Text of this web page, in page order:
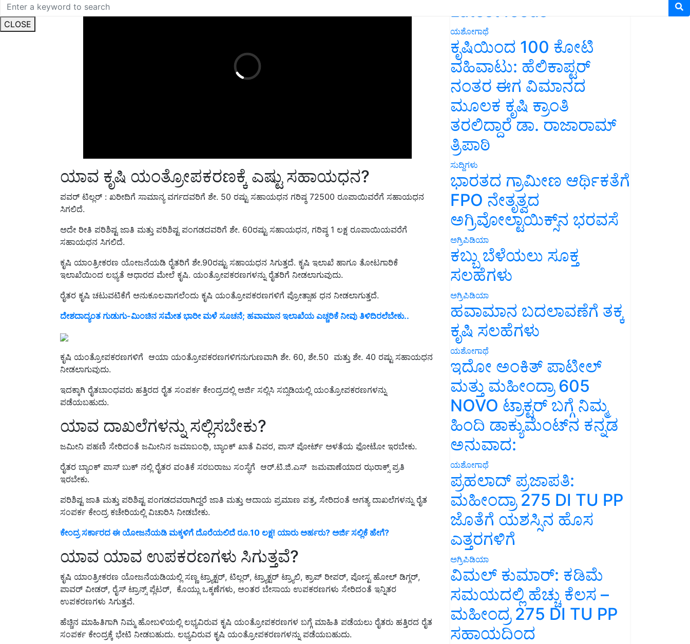
CLOSE
ಯಾವ ಕೃಷಿ ಯಂತ್ರೋಪಕರಣಕ್ಕೆ ಎಷ್ಟು ಸಹಾಯಧನ?
ಪವರ್ ಟಿಲ್ಲರ್ : ಖರೀದಿಗೆ ಸಾಮಾನ್ಯ ವರ್ಗದವರಿಗೆ ಶೇ. 50 ರಷ್ಟು ಸಹಾಯಧನ ಗರಿಷ್ಠ 72500 ರೂಪಾಯಿವರೆಗೆ ಸಹಾಯಧನ
ಸಿಗಲಿದೆ.
ಸಹಾಯಧನ ಸಿಗಲಿದೆ.
ಇಲಾಖೆಯಿಂದ ಲಭ್ಯತೆ ಆಧಾರದ ಮೇಲೆ ಕೃಷಿ. ಯಂತ್ರೋಪಕರಣಗಳನ್ನು ರೈತರಿಗೆ ನೀಡಲಾಗುವುದು.
ರೈತರ ಕೃಷಿ ಚಟುವಟಿಕೆಗೆ ಅನುಕೂಲವಾಗಲೆಂದು ಕೃಷಿ ಯಂತ್ರೋಪಕರಣಗಳಿಗೆ ಪ್ರೋತ್ಸಾಹ ಧನ ನೀಡಲಾಗುತ್ತದೆ.
ದೇಶದಾದ್ಯಂತ ಗುಡುಗು-ಮಿಂಚಿನ ಸಮೇತ ಭಾರೀ ಮಳೆ ಸೂಚನೆ; ಹವಾಮಾನ ಇಲಾಖೆಯ ಎಚ್ಚರಿಕೆ ನೀವು ತಿಳಿದಿರಲೆಬೇಕು..
ಕೃಷಿ ಯಂತ್ರೋಪಕರಣಗಳಿಗೆ ಆಯಾ ಯಂತ್ರೋಪಕರಣಗಳಿಗನುಗುಣವಾಗಿ ಶೇ. 60, ಶೇ.50 ಮತ್ತು ಶೇ. 40 ರಷ್ಟು ಸಹಾಯಧನ
ನೀಡಲಾಗುವುದು.
ಪಡೆಯಬಹುದು.
ಯಾವ ದಾಖಲೆಗಳನ್ನು ಸಲ್ಲಿಸಬೇಕು?
ಜಮೀನಿ ಪಹಣಿ ಸೇರಿದಂತೆ ಜಮೀನಿನ ಜಮಾಬಂಧಿ, ಬ್ಯಾಂಕ್ ಖಾತೆ ವಿವರ, ಪಾಸ್ ಪೋರ್ಟ್ ಅಳತೆಯ ಫೋಟೋ ಇರಬೇಕು.
ರೈತರ ಬ್ಯಾಂಕ್ ಪಾಸ್ ಬುಕ್ ನಲ್ಲಿ ರೈತರ ವಂತಿಕೆ ಸರಬರಾಜು ಸಂಸ್ಥೆಗೆ ಆರ್.ಟಿ.ಜಿ.ಎಸ್ ಜಮವಾಣೆಯಾದ ಝರಾಕ್ಸ್ ಪ್ರತಿ
ಇರಬೇಕು.
ಸಂಪರ್ಕ ಕೇಂದ್ರ ಕಚೇರಿಯಲ್ಲಿ ವಿಚಾರಿಸಿ ನೀಡಬೇಕು.
ಕೇಂದ್ರ ಸರ್ಕಾರದ ಈ ಯೋಜನೆಯಡಿ ಮಕ್ಕಳಿಗೆ ದೊರೆಯಲಿದೆ ರೂ.10 ಲಕ್ಷ! ಯಾರು ಅರ್ಹರು? ಅರ್ಜಿ ಸಲ್ಲಿಕೆ ಹೇಗೆ?
ಯಾವ ಯಾವ ಉಪಕರಣಗಳು ಸಿಗುತ್ತವೆ?
ಕೃಷಿ ಯಾಂತ್ರೀಕರಣ ಯೋಜನೆಯಡಿಯಲ್ಲಿ ಸಣ್ಣ ಟ್ರ್ಯಾಕ್ಟರ್, ಟಿಲ್ಲರ್, ಟ್ರ್ಯಾಕ್ಟರ್ ಟ್ರ್ಯಾಲಿ, ಕ್ರಾಪ್ ರೀಪರ್, ಪೋಸ್ಟ ಹೋಲ್ ಡಿಗ್ಗರ್,
ಪಾವರ್ ವೀಡರ್, ರೈಸ್ ಟ್ರಾನ್ಸ್ ಪ್ಲೆಟರ್, ಕೊಯ್ಲು ಒಕ್ಕಣೆಗಳು, ಅಂತರ ಬೇಸಾಯ ಉಪಕರಣಗಳು ಸೇರಿದಂತೆ ಇನ್ನಿತರ
ಉಪಕರಣಗಳು ಸಿಗುತ್ತವೆ.
ಹೆಚ್ಚಿನ ಮಾಹಿತಿಗಾಗಿ ನಿಮ್ಮ ಹೋಬಳಿಯಲ್ಲಿ ಲಭ್ಯವಿರುವ ಕೃಷಿ ಯಂತ್ರೋಪಕರಣಗಳ ಬಗ್ಗೆ ಮಾಹಿತಿ ಪಡೆಯಲು ರೈತರು ಹತ್ತಿರದ ರೈತ
ಸಂಪರ್ಕ ಕೇಂದ್ರಕ್ಕೆ ಭೇಟಿ ನೀಡಬಹುದು. ಲಭ್ಯವಿರುವ ಕೃಷಿ ಯಂತ್ರೋಪಕರಣಗಳನ್ನು ಪಡೆಯಬಹುದು.
Latest feeds
ಯಶೋಗಾಥೆ
ಕೃಷಿಯಿಂದ 100 ಕೋಟಿ
ವಹಿವಾಟು: ಹೆಲಿಕಾಪ್ಟರ್
ನಂತರ ಈಗ ವಿಮಾನದ
ಮೂಲಕ ಕೃಷಿ ಕ್ರಾಂತಿ
ತರಲಿದ್ದಾರೆ ಡಾ. ರಾಜಾರಾಮ್
ತ್ರಿಪಾಠಿ
ಸುದ್ದಿಗಳು
ಭಾರತದ ಗ್ರಾಮೀಣ ಆರ್ಥಿಕತೆಗೆ
FPO ನೇತೃತ್ವದ
ಅಗ್ರಿವೋಲ್ಟಾಯಿಕ್ಸ್‌ನ ಭರವಸೆ
ಅಗ್ರಿಪಿಡಿಯಾ
ಕಬ್ಬು ಬೆಳೆಯಲು ಸೂಕ್ತ
ಸಲಹೆಗಳು
ಅಗ್ರಿಪಿಡಿಯಾ
ಹವಾಮಾನ ಬದಲಾವಣೆಗೆ ತಕ್ಕ
ಕೃಷಿ ಸಲಹೆಗಳು
ಯಶೋಗಾಥೆ
ಇದೋ ಅಂಕಿತ್ ಪಾಟೀಲ್
ಮತ್ತು ಮಹೀಂದ್ರಾ 605
NOVO ಟ್ರಾಕ್ಟರ್ ಬಗ್ಗೆ ನಿಮ್ಮ
ಹಿಂದಿ ಡಾಕ್ಯುಮೆಂಟ್‌ನ ಕನ್ನಡ
ಅನುವಾದ:
ಯಶೋಗಾಥೆ
ಪ್ರಹಲಾದ್ ಪ್ರಜಾಪತಿ:
ಮಹೀಂದ್ರಾ 275 DI TU PP
ಜೊತೆಗೆ ಯಶಸ್ಸಿನ ಹೊಸ
ಎತ್ತರಗಳಿಗೆ
ಅಗ್ರಿಪಿಡಿಯಾ
ವಿಮಲ್ ಕುಮಾರ್: ಕಡಿಮೆ
ಸಮಯದಲ್ಲಿ ಹೆಚ್ಚು ಕೆಲಸ –
ಮಹೀಂದ್ರ 275 DI TU PP
ಸಹಾಯದಿಂದ